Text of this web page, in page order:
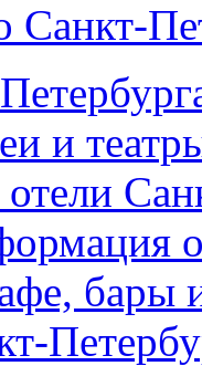
Санкт-
и
бары